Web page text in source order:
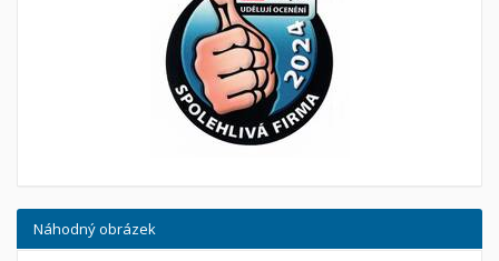
Náhodný obrázek